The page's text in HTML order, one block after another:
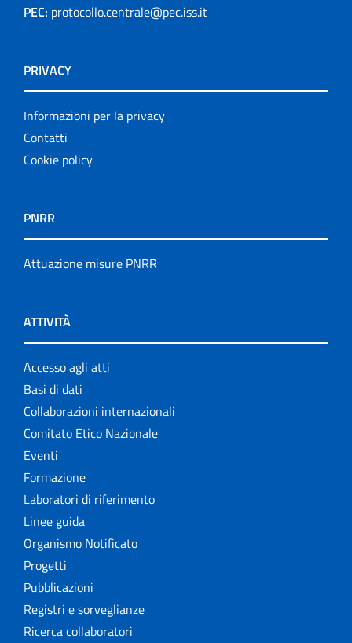
PEC: protocollo.centrale@pec.iss.it
PRIVACY
Informazioni per la privacy
Contatti
Cookie policy
PNRR
Attuazione misure PNRR
ATTIVITÀ
Accesso agli atti
Basi di dati
Collaborazioni internazionali
Comitato Etico Nazionale
Eventi
Formazione
Laboratori di riferimento
Linee guida
Organismo Notificato
Progetti
Pubblicazioni
Registri e sorveglianze
Ricerca collaboratori